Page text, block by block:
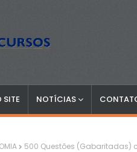
SITE NOTÍCIAS
500 Questões (Gabaritadas)